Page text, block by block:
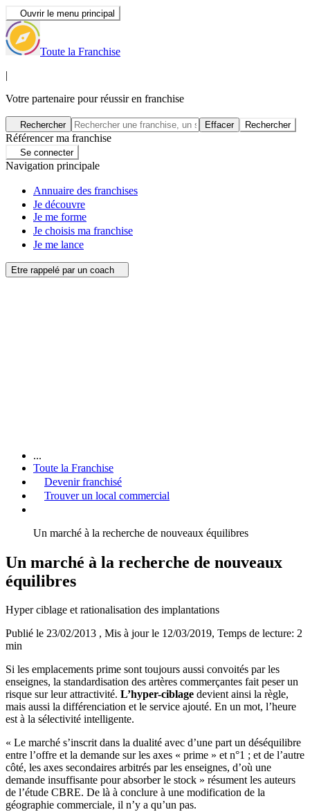
Ouvrir le menu principal
Toute la Franchise
|
Votre partenaire pour réussir en franchise
Rechercher Effacer Rechercher
Référencer ma franchise
Se connecter
Navigation principale
Annuaire des franchises
Je découvre
Je me forme
Je choisis ma franchise
Je me lance
Etre rappelé par un coach
...
Toute la Franchise
Devenir franchisé
Trouver un local commercial
Un marché à la recherche de nouveaux équilibres
Un marché à la recherche de nouveaux
équilibres
Hyper ciblage et rationalisation des implantations
Publié le 23/02/2013 , Mis à jour le 12/03/2019, Temps de lecture: 2
min
Si les emplacements prime sont toujours aussi convoités par les
enseignes, la standardisation des artères commerçantes fait peser un
risque sur leur attractivité. L’hyper-ciblage devient ainsi la règle,
mais aussi la différenciation et le service ajouté. En un mot, l’heure
est à la sélectivité intelligente.
« Le marché s’inscrit dans la dualité avec d’une part un déséquilibre
entre l’offre et la demande sur les axes « prime » et n°1 ; et de l’autre
côté, les axes secondaires arbitrés par les enseignes, d’où une
demande insuffisante pour absorber le stock » résument les auteurs
de l’étude CBRE. De là à conclure à une modification de la
géographie commerciale, il n’y a qu’un pas.